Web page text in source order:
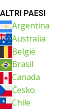
ALTRI PAESI
Argentina
Australia
België
Brasil
Canada
Česko
Chile